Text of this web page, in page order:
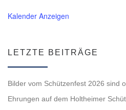
Kalender Anzeigen
LETZTE BEITRÄGE
Bilder vom Schützenfest 2026 sind
Ehrungen auf dem Holtheimer